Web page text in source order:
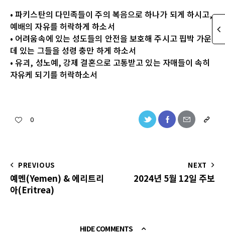
• 파키스탄의 다민족들이 주의 복음으로 하나가 되게 하시고,
예배의 자유를 허락하게 하소서
• 어려움속에 있는 성도들의 안전을 보호해 주시고 핍박 가운
데 있는 그들을 성령 충만 하게 하소서
• 유괴, 성노예, 강제 결혼으로 고통받고 있는 자매들이 속히
자유케 되기를 허락하소서
0
PREVIOUS
예멘(Yemen) & 에리트리
아(Eritrea)
NEXT
2024년 5월 12일 주보
HIDE COMMENTS